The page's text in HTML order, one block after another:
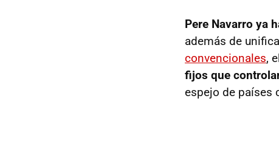
Pere Navarro ya
además de
convencionales,
fijos que
espejo de países